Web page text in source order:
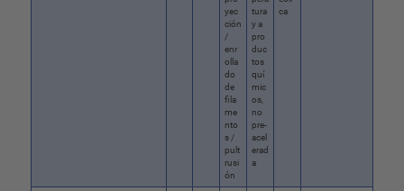
yec
ción
/
enr
olla
do
de
fila
me
nto
s /
pult
rusi
ón
tura
y a
pro
duc
tos
quí
mic
os,
no
pre-
acel
erad
a
ca